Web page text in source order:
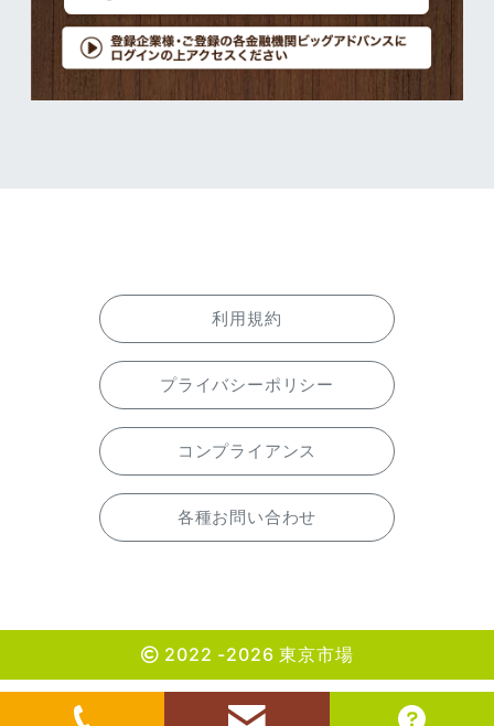
利用規約
プライバシーポリシー
コンプライアンス
各種お問い合わせ
2022 -2026 東京市場